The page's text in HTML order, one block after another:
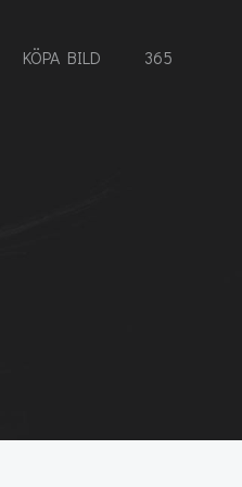
KÖPA BILD 365